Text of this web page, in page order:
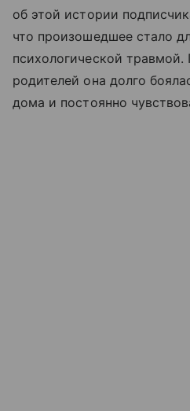
об этой истории
что произошедшее стало
психологической травмой.
родителей она долго
дома и постоянно